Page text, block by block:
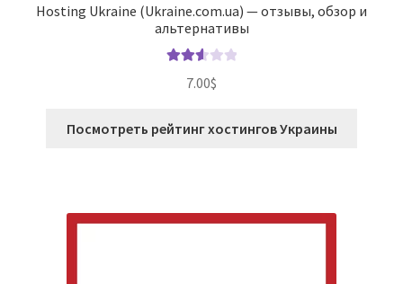
Hosting Ukraine (Ukraine.com.ua) — отзывы, обзор и
альтернативы
7.00$
Посмотреть рейтинг хостингов Украины